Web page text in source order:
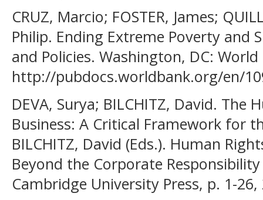
CRUZ, Marcio; FOSTER, James;
Philip. Ending Extreme Poverty and
and Policies. Washington, DC:
http://pubdocs.worldbank.org/en/
DEVA, Surya; BILCHITZ, David.
Business: A Critical Framework for
BILCHITZ, David (Eds.). Human
Beyond the Corporate
Cambridge University Press, p. 1-26,